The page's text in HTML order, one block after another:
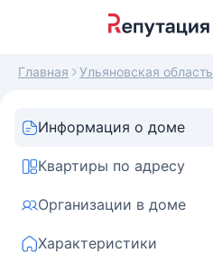
Главная Ульяновская область
Информация о доме
Квартиры по адресу
Организации в доме
Характеристики